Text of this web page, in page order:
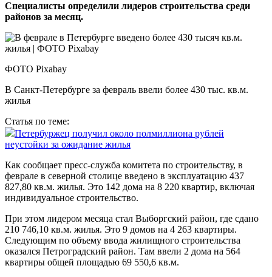
Специалисты определили лидеров строительства среди
районов за месяц.
ФОТО Pixabay
В Санкт-Петербурге за февраль ввели более 430 тыс. кв.м.
жилья
Статья по теме:
Петербуржец получил около полмиллиона рублей
неустойки за ожидание жилья
Как сообщает пресс-служба комитета по строительству, в
феврале в северной столице введено в эксплуатацию 437
827,80 кв.м. жилья. Это 142 дома на 8 220 квартир, включая
индивидуальное строительство.
При этом лидером месяца стал Выборгский район, где сдано
210 746,10 кв.м. жилья. Это 9 домов на 4 263 квартиры.
Следующим по объему ввода жилищного строительства
оказался Петроградский район. Там ввели 2 дома на 564
квартиры общей площадью 69 550,6 кв.м.